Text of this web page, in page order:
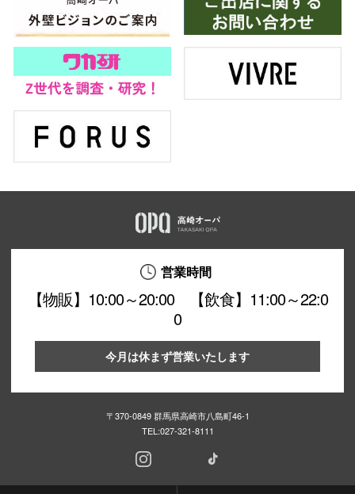
営業時間
【物販】10:00～20:00 【飲食】11:00～22:0
0
今月は休まず営業いたします
〒370-0849 群馬県高崎市八島町46-1
TEL:027-321-8111